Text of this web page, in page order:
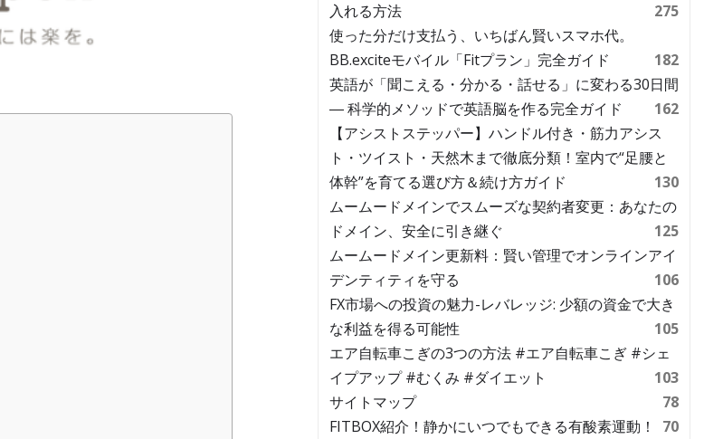
入れる方法
275
使った分だけ支払う、いちばん賢いスマホ代。
BB.exciteモバイル「Fitプラン」完全ガイド
182
英語が「聞こえる・分かる・話せる」に変わる30日間
― 科学的メソッドで英語脳を作る完全ガイド
162
【アシストステッパー】ハンドル付き・筋力アシス
ト・ツイスト・天然木まで徹底分類！室内で“足腰と
体幹”を育てる選び方＆続け方ガイド
130
ムームードメインでスムーズな契約者変更：あなたの
ドメイン、安全に引き継ぐ
125
ムームードメイン更新料：賢い管理でオンラインアイ
デンティティを守る
106
FX市場への投資の魅力-レバレッジ: 少額の資金で大き
な利益を得る可能性
105
エア自転車こぎの3つの方法 #エア自転車こぎ #シェ
イプアップ #むくみ #ダイエット
103
サイトマップ
78
FITBOX紹介！静かにいつでもできる有酸素運動！
70